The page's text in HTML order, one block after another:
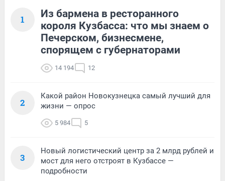
1
Из бармена в ресторанного
короля Кузбасса: что мы знаем о
Печерском, бизнесмене,
спорящем с губернаторами
14 194 12
2
Какой район Новокузнецка самый лучший для
жизни — опрос
5 984 5
3
Новый логистический центр за 2 млрд рублей и
мост для него отстроят в Кузбассе —
подробности